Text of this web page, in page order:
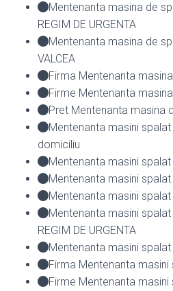
Mentenanta masina de
REGIM DE URGENTA
Mentenanta masina de
VALCEA
Firma Mentenanta
Firme Mentenanta
Pret Mentenanta masina
Mentenanta masini spalat
domiciliu
Mentenanta masini spalat
Mentenanta masini
Mentenanta masini
Mentenanta masini spalat
REGIM DE URGENTA
Mentenanta masini spalat
Firma Mentenanta masini
Firme Mentenanta masini